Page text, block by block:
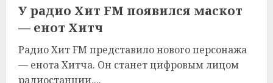
У радио Хит FM появился маскот
— енот Хитч
Радио Хит FM представило нового персонажа
— енота Хитча. Он станет цифровым лицом
радиостанции,...